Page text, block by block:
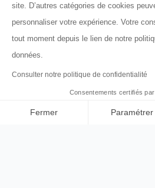
Ihr Shop
Isolierung
site. D’autres catégories de cookies
personnaliser votre expérience. Votre
tout moment depuis le lien de notre
données.
Consulter notre politique de confidentialité
Consentements certifiés par
Fermer Paramétrer